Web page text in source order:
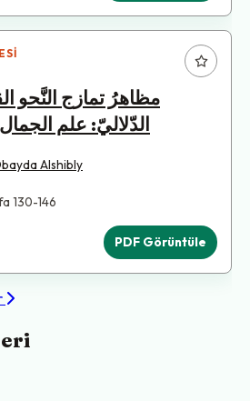
مظاهرُ تمازج النَّحو
الدّلاليّ: علم
Alshibly
130-146
PDF Görüntüle